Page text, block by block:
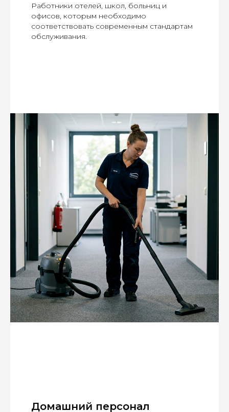
Работники отелей, школ, больниц и
офисов, которым необходимо
соответствовать современным стандартам
обслуживания.
Домашний персонал